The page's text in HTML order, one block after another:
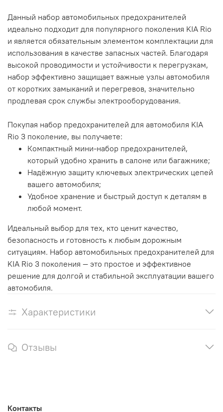
Данный набор автомобильных предохранителей
идеально подходит для популярного поколения KIA Rio
и является обязательным элементом комплектации для
использования в качестве запасных частей. Благодаря
высокой проводимости и устойчивости к перегрузкам,
набор эффективно защищает важные узлы автомобиля
от коротких замыканий и перегревов, значительно
продлевая срок службы электрооборудования.
Покупая набор предохранителей для автомобиля KIA
Rio 3 поколение, вы получаете:
Компактный мини-набор предохранителей,
который удобно хранить в салоне или багажнике;
Надёжную защиту ключевых электрических цепей
вашего автомобиля;
Удобное хранение и быстрый доступ к деталям в
любой момент.
Идеальный выбор для тех, кто ценит качество,
безопасность и готовность к любым дорожным
ситуациям. Набор автомобильных предохранителей для
KIA Rio 3 поколения — это простое и эффективное
решение для долгой и стабильной эксплуатации вашего
автомобиля.
Характеристики
Отзывы
Контакты